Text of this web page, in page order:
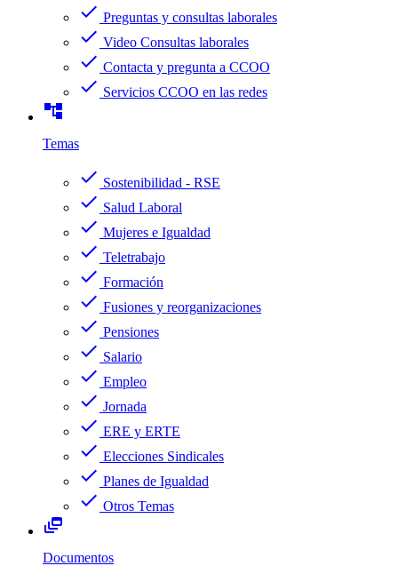
check Preguntas y consultas laborales
check Video Consultas laborales
check Contacta y pregunta a CCOO
check Servicios CCOO en las redes
account_tree
Temas
check Sostenibilidad - RSE
check Salud Laboral
check Mujeres e Igualdad
check Teletrabajo
check Formación
check Fusiones y reorganizaciones
check Pensiones
check Salario
check Empleo
check Jornada
check ERE y ERTE
check Elecciones Sindicales
check Planes de Igualdad
check Otros Temas
dynamic_feed
Documentos